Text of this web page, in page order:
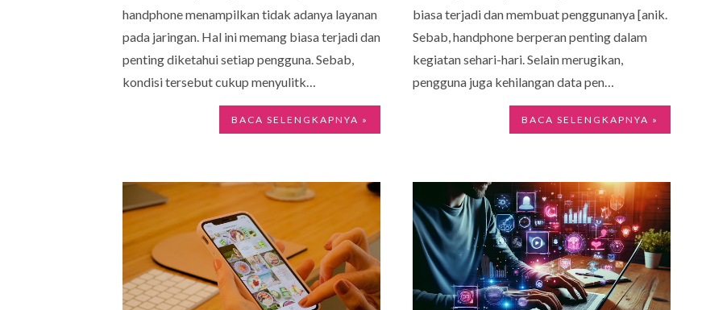
handphone menampilkan tidak adanya layanan
pada jaringan. Hal ini memang biasa terjadi dan
penting diketahui setiap pengguna. Sebab,
kondisi tersebut cukup menyulitk…
BACA SELENGKAPNYA »
biasa terjadi dan membuat penggunanya [anik.
Sebab, handphone berperan penting dalam
kegiatan sehari-hari. Selain merugikan,
pengguna juga kehilangan data pen…
BACA SELENGKAPNYA »